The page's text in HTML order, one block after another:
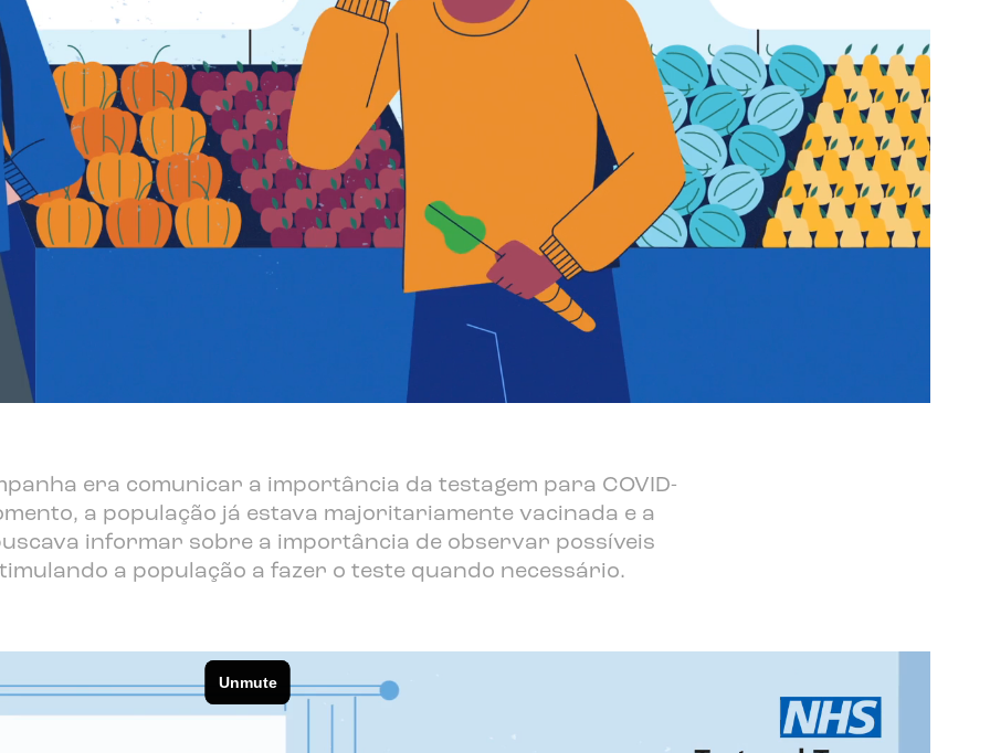
era comunicar a importância da testagem para COVID-
a população já estava majoritariamente vacinada e a
informar sobre a importância de observar possíveis
a população a fazer o teste quando necessário.